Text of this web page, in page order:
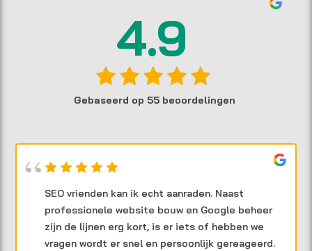
4.9
Gebaseerd op 55 beoordelingen
SEO vrienden kan ik echt aanraden. Naast
professionele website bouw en Google beheer
zijn de lijnen erg kort, is er iets of hebben we
vragen wordt er snel en persoonlijk gereageerd.